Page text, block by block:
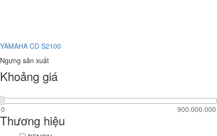
YAMAHA CD S2100
Ngưng sản xuất
Khoảng giá
Thương hiệu